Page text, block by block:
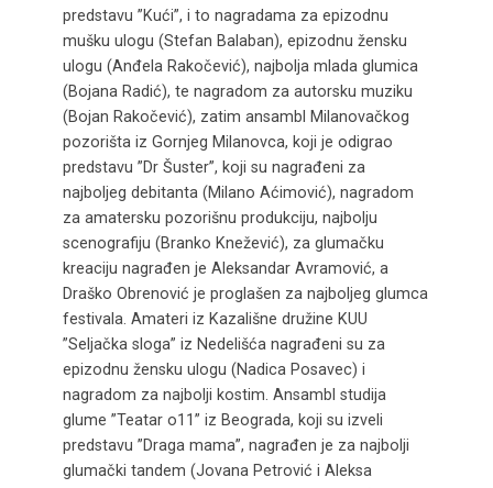
predstavu ”Kući”, i to nagradama za epizodnu
mušku ulogu (Stefan Balaban), epizodnu žensku
ulogu (Anđela Rakočević), najbolja mlada glumica
(Bojana Radić), te nagradom za autorsku muziku
(Bojan Rakočević), zatim ansambl Milanovačkog
pozorišta iz Gornjeg Milanovca, koji je odigrao
predstavu ”Dr Šuster”, koji su nagrađeni za
najboljeg debitanta (Milano Aćimović), nagradom
za amatersku pozorišnu produkciju, najbolju
scenografiju (Branko Knežević), za glumačku
kreaciju nagrađen je Aleksandar Avramović, a
Draško Obrenović je proglašen za najboljeg glumca
festivala. Amateri iz Kazališne družine KUU
”Seljačka sloga” iz Nedelišća nagrađeni su za
epizodnu žensku ulogu (Nadica Posavec) i
nagradom za najbolji kostim. Ansambl studija
glume ”Teatar o11” iz Beograda, koji su izveli
predstavu ”Draga mama”, nagrađen je za najbolji
glumački tandem (Jovana Petrović i Aleksa